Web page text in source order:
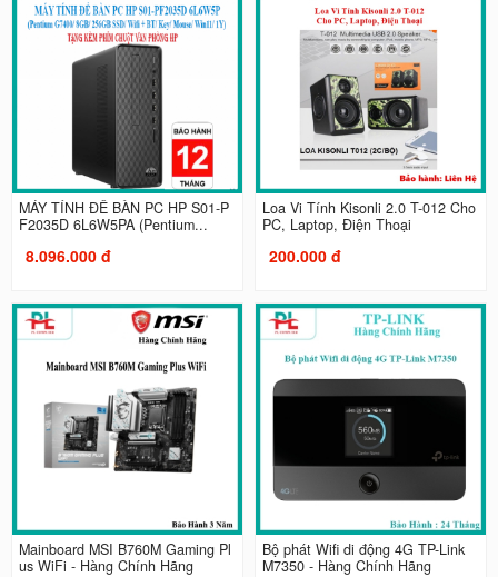
MÁY TÍNH ĐỂ BÀN PC HP S01-P
F2035D 6L6W5PA (Pentium...
8.096.000 đ
Loa Vi Tính Kisonli 2.0 T-012 Cho
PC, Laptop, Điện Thoại
200.000 đ
Mainboard MSI B760M Gaming Pl
us WiFi - Hàng Chính Hãng
Bộ phát Wifi di động 4G TP-Link
M7350 - Hàng Chính Hãng